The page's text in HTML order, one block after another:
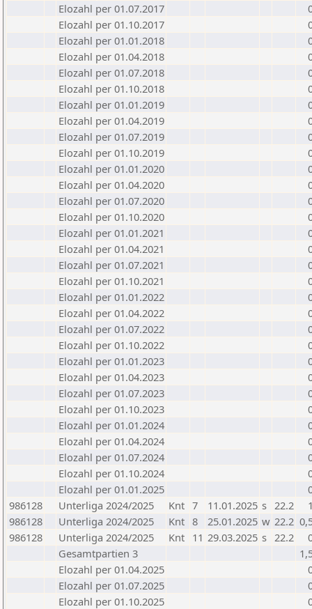
Elozahl per 01.07.2017
Elozahl per 01.10.2017
Elozahl per 01.01.2018
Elozahl per 01.04.2018
Elozahl per 01.07.2018
Elozahl per 01.10.2018
Elozahl per 01.01.2019
Elozahl per 01.04.2019
Elozahl per 01.07.2019
Elozahl per 01.10.2019
Elozahl per 01.01.2020
Elozahl per 01.04.2020
Elozahl per 01.07.2020
Elozahl per 01.10.2020
Elozahl per 01.01.2021
Elozahl per 01.04.2021
Elozahl per 01.07.2021
Elozahl per 01.10.2021
Elozahl per 01.01.2022
Elozahl per 01.04.2022
Elozahl per 01.07.2022
Elozahl per 01.10.2022
Elozahl per 01.01.2023
Elozahl per 01.04.2023
Elozahl per 01.07.2023
Elozahl per 01.10.2023
Elozahl per 01.01.2024
Elozahl per 01.04.2024
Elozahl per 01.07.2024
Elozahl per 01.10.2024
Elozahl per 01.01.2025
986128
Unterliga 2024/2025 Knt 7 11.01.2025 s 22.2
986128
Unterliga 2024/2025 Knt 8 25.01.2025 w 22.2
986128
Unterliga 2024/2025 Knt 11 29.03.2025 s 22.2
Gesamtpartien 3
Elozahl per 01.04.2025
Elozahl per 01.07.2025
Elozahl per 01.10.2025